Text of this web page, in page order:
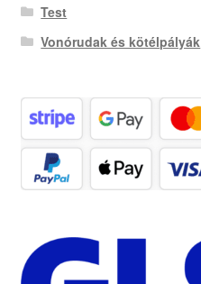
Test
Vonórudak és kötélpályák